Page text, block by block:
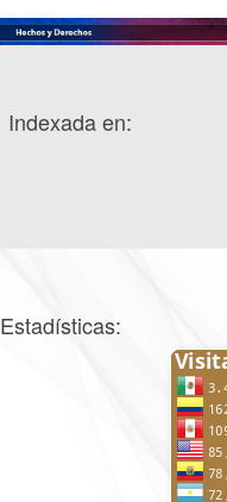
Indexada en:
Estadísticas: